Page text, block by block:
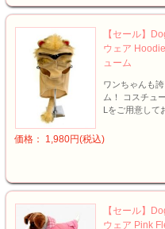
【セール】
ウェア
ューム
ワンちゃんも
ム！ コスチュ
Lをご用意して
価格： 1,980円(税込)
【セール】
ウェア Pink